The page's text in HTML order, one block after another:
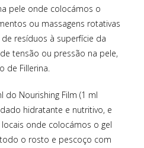
pele onde colocámos o
ou massagens rotativas
resíduos à superfície da
tensão ou pressão na pele,
de Fillerina.
do Nourishing Film (1 ml
hidratante e nutritivo, e
onde colocámos o gel
o rosto e pescoço com